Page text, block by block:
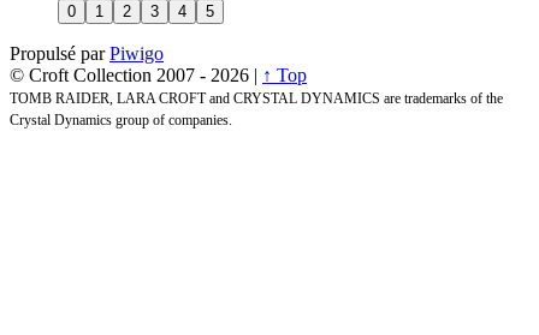
Propulsé parPiwigo
© Croft Collection 2007 - 2026 | ↑ Top
TOMB RAIDER, LARA CROFT and CRYSTAL DYNAMICS are trademarks of the
Crystal Dynamics group of companies.